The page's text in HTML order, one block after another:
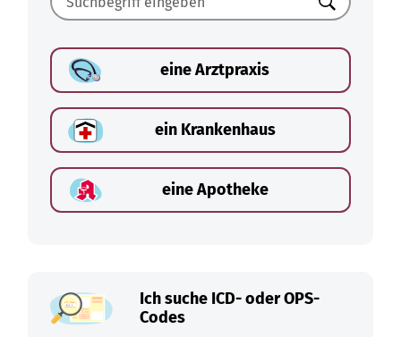
Suchen
eine Arztpraxis
ein Krankenhaus
eine Apotheke
Ich suche ICD- oder OPS-
Codes